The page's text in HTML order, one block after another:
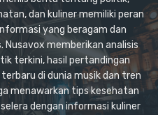
dan kuliner memiliki peran
yang beragam dan
Nusavox memberikan analisis
terkini, hasil pertandingan
di dunia musik dan tren
menawarkan tips kesehatan
dengan informasi kuliner